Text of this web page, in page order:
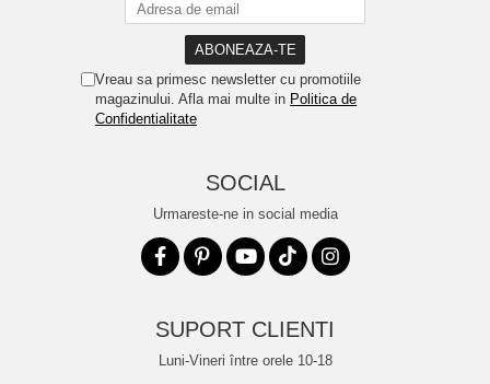
Vreau sa primesc newsletter cu promotiile
magazinului. Afla mai multe in Politica de
Confidentialitate
SOCIAL
Urmareste-ne in social media
SUPORT CLIENTI
Luni-Vineri între orele 10-18